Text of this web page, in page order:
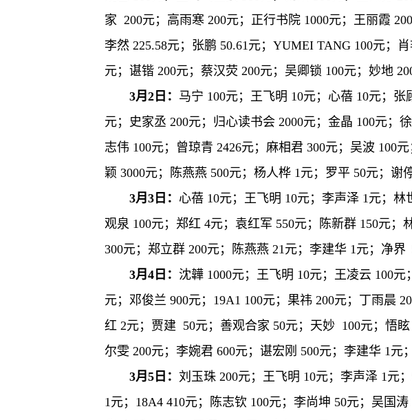
家 200元；高雨寒 200元；正行书院 1000元；王丽霞
李然 225.58元；张鹏 50.61元；YUMEI TANG 100元；
元；谌锴 200元；蔡汉荧 200元；吴卿锁 100元；妙地
3月2日： 马宁 100元；王飞明 10元；心蓓 10元；
元；史家丞 200元；归心读书会 2000元；金晶 100元；
志伟 100元；曾琼青 2426元；麻相君 300元；吴波 100
颖 3000元；陈燕燕 500元；杨人桦 1元；罗平 50元；谢
3月3日： 心蓓 10元；王飞明 10元；李声泽 1元；林
观泉 100元；郑红 4元；袁红军 550元；陈新群 150元
300元；郑立群 200元；陈燕燕 21元；李建华 1元；净
3月4日： 沈韡 1000元；王飞明 10元；王凌云 100
元；邓俊兰 900元；19A1 100元；果祎 200元；丁雨晨
红 2元；贾建 50元；善观合家 50元；天妙 100元；悟
尔雯 200元；李婉君 600元；谌宏刚 500元；李建华 1
3月5日： 刘玉珠 200元；王飞明 10元；李声泽 1元
1元；18A4 410元；陈志钦 100元；李尚坤 50元；吴国